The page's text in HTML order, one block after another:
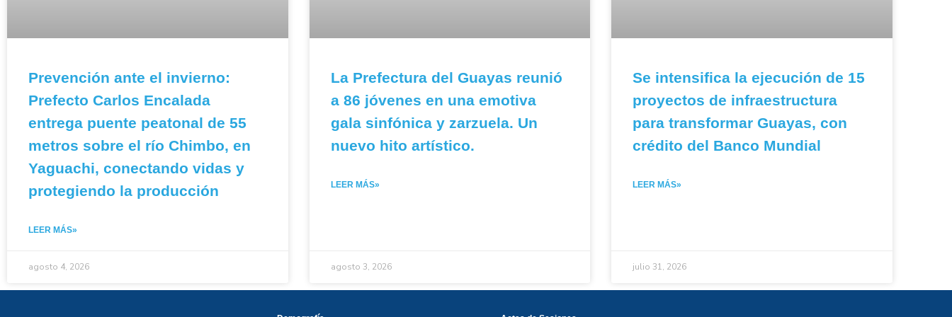
Prevención ante el invierno:
Prefecto Carlos Encalada
entrega puente peatonal de 55
metros sobre el río Chimbo, en
Yaguachi, conectando vidas y
protegiendo la producción
LEER MÁS»
agosto 4, 2026
La Prefectura del Guayas reunió
a 86 jóvenes en una emotiva
gala sinfónica y zarzuela. Un
nuevo hito artístico.
LEER MÁS»
agosto 3, 2026
Se intensifica la ejecución de 15
proyectos de infraestructura
para transformar Guayas, con
crédito del Banco Mundial
LEER MÁS»
julio 31, 2026